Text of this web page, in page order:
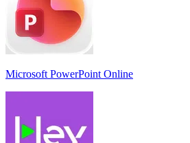
Microsoft PowerPoint Online